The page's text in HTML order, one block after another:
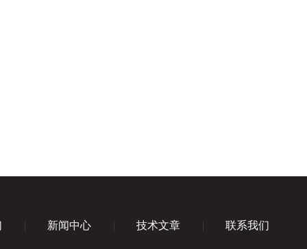
新闻中心 技术文章 联系我们